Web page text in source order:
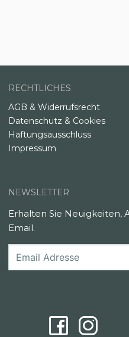
RECHTLICHES
AGB & Widerrufsrecht
Datenschutz & Cookies
Haftungsausschluss
Impressum
NEWSLETTER
Erhalten Sie
Email.